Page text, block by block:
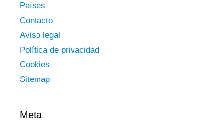
Países
Contacto
Aviso legal
Política de privacidad
Cookies
Sitemap
Meta